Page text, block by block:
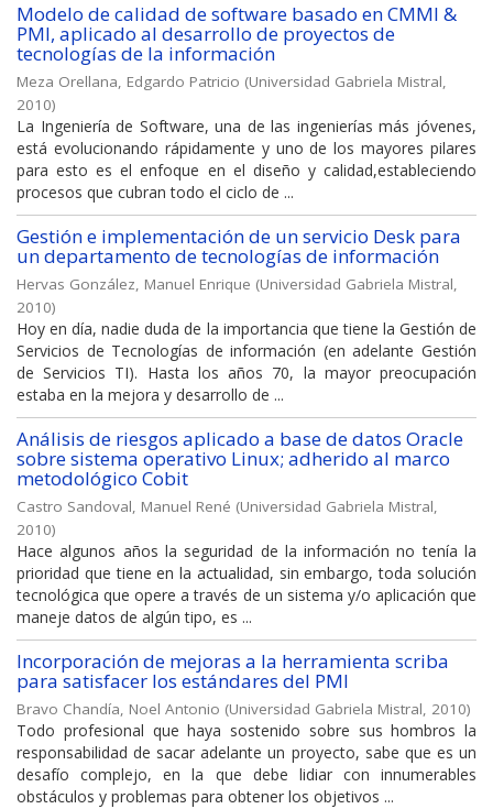
Modelo de calidad de software basado en CMMI &
PMI, aplicado al desarrollo de proyectos de
tecnologías de la información
Meza Orellana, Edgardo Patricio (Universidad Gabriela Mistral,
2010)
La Ingeniería de Software, una de las ingenierías más jóvenes,
está evolucionando rápidamente y uno de los mayores pilares
para esto es el enfoque en el diseño y calidad,estableciendo
procesos que cubran todo el ciclo de ...
Gestión e implementación de un servicio Desk para
un departamento de tecnologías de información
Hervas González, Manuel Enrique (Universidad Gabriela Mistral,
2010)
Hoy en día, nadie duda de la importancia que tiene la Gestión de
Servicios de Tecnologías de información (en adelante Gestión
de Servicios TI). Hasta los años 70, la mayor preocupación
estaba en la mejora y desarrollo de ...
Análisis de riesgos aplicado a base de datos Oracle
sobre sistema operativo Linux; adherido al marco
metodológico Cobit
Castro Sandoval, Manuel René (Universidad Gabriela Mistral,
2010)
Hace algunos años la seguridad de la información no tenía la
prioridad que tiene en la actualidad, sin embargo, toda solución
tecnológica que opere a través de un sistema y/o aplicación que
maneje datos de algún tipo, es ...
Incorporación de mejoras a la herramienta scriba
para satisfacer los estándares del PMI
Bravo Chandía, Noel Antonio (Universidad Gabriela Mistral, 2010)
Todo profesional que haya sostenido sobre sus hombros la
responsabilidad de sacar adelante un proyecto, sabe que es un
desafío complejo, en la que debe lidiar con innumerables
obstáculos y problemas para obtener los objetivos ...